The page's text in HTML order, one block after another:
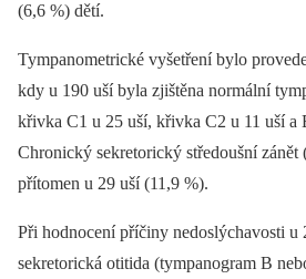
(6,6 %) dětí.
Tympanometrické vyšetření bylo
kdy u 190 uší byla zjištěna normální
křivka C1 u 25 uší, křivka C2 u 11 uší a
Chronický sekretorický středoušní
přítomen u 29 uší (11,9 %).
Při hodnocení příčiny nedoslýchavosti u
sekretorická otitida (tympanogram B